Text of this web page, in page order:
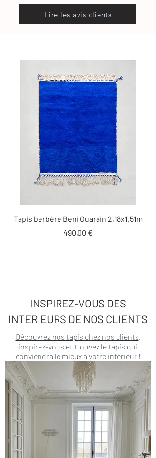
Lire les avis clients
Tapis berbère Beni Ouarain 2,18x1,51m
Prix
490,00 €
INSPIREZ-VOUS DES
INTERIEURS DE NOS CLIENTS
Découvrez nos tapis chez nos clients,
inspirez-vous et trouvez le tapis qui
conviendra le mieux à votre intérieur !